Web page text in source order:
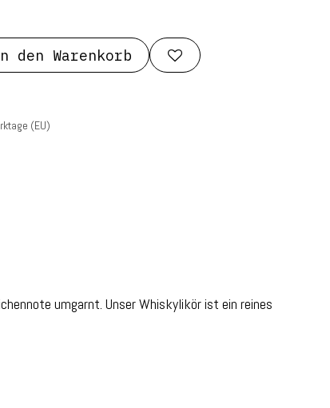
den Warenkorb
(EU)
umgarnt. Unser Whiskylikör ist ein reines